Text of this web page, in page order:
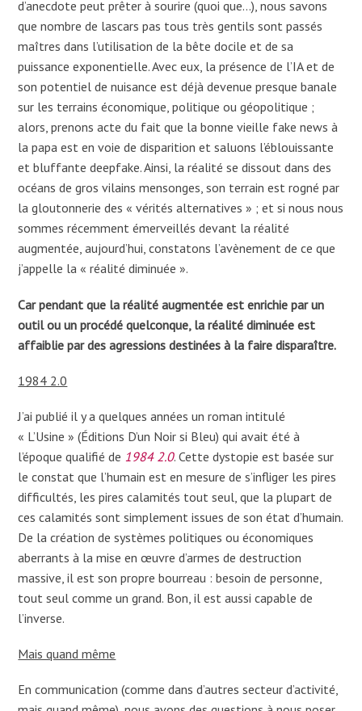
d’anecdote peut prêter à sourire (quoi que…), nous savons
que nombre de lascars pas tous très gentils sont passés
maîtres dans l’utilisation de la bête docile et de sa
puissance exponentielle. Avec eux, la présence de l’IA et de
son potentiel de nuisance est déjà devenue presque banale
sur les terrains économique, politique ou géopolitique ;
alors, prenons acte du fait que la bonne vieille fake news à
la papa est en voie de disparition et saluons l’éblouissante
et bluffante deepfake. Ainsi, la réalité se dissout dans des
océans de gros vilains mensonges, son terrain est rogné par
la gloutonnerie des « vérités alternatives » ; et si nous nous
sommes récemment émerveillés devant la réalité
augmentée, aujourd’hui, constatons l’avènement de ce que
j’appelle la « réalité diminuée ».
Car pendant que la réalité augmentée est enrichie par un
outil ou un procédé quelconque, la réalité diminuée est
affaiblie par des agressions destinées à la faire disparaître.
1984 2.0
J’ai publié il y a quelques années un roman intitulé
« L’Usine » (Éditions D’un Noir si Bleu) qui avait été à
l’époque qualifié de 1984 2.0. Cette dystopie est basée sur
le constat que l’humain est en mesure de s’infliger les pires
difficultés, les pires calamités tout seul, que la plupart de
ces calamités sont simplement issues de son état d’humain.
De la création de systèmes politiques ou économiques
aberrants à la mise en œuvre d’armes de destruction
massive, il est son propre bourreau : besoin de personne,
tout seul comme un grand. Bon, il est aussi capable de
l’inverse.
Mais quand même
En communication (comme dans d’autres secteur d’activité,